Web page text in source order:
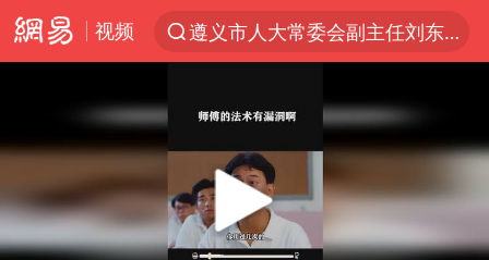
视频
遵义市人大常委会副主任刘东明被查
美国将对多晶硅衍生品加征15%关税
台风白海豚体型变大近似13个浙江面积
1岁宝宝碰坏纸巾盒 宝妈被索赔924元